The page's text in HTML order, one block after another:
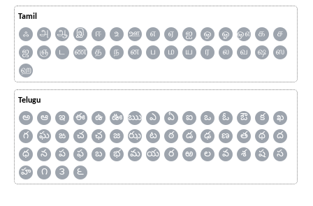
Tamil
ஃ அ ஆ இ ஈ உ ஊ எ ஏ ஐ ஒ ஓ ஔ க
ச
ஜ
ஞ ட ண த ந ன ப ம ய ர ல வ ஷ
ஸ
ஹ
Telugu
అ ఆ ఇ ఈ ఉ ఊ ఋ ఎ ఏ ఐ ఒ ఓ ఔ క
ఖ
గ
ఘ ఙ చ ఛ జ ఝ ట ఠ డ ఢ ణ త థ
ద
ధ
న ప ఫ బ భ మ య ర ఱ ల వ శ ష
స
హ
౧ ౩ ౬